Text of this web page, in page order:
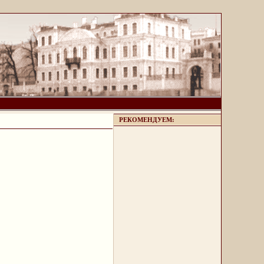
РЕКОМЕНДУЕМ: